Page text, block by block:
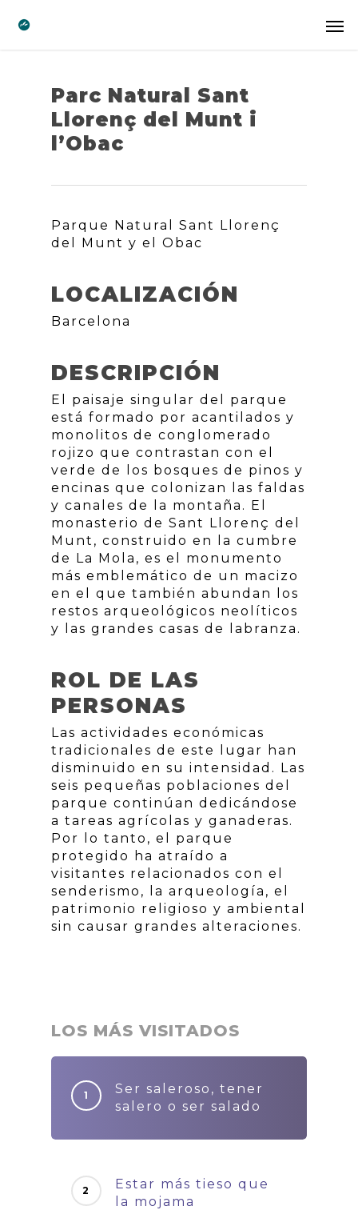
Parc Natural Sant
Llorenç del Munt i
l’Obac
Parque Natural Sant Llorenç
del Munt y el Obac
LOCALIZACIÓN
Barcelona
DESCRIPCIÓN
El paisaje singular del parque
está formado por acantilados y
monolitos de conglomerado
rojizo que contrastan con el
verde de los bosques de pinos y
encinas que colonizan las faldas
y canales de la montaña. El
monasterio de Sant Llorenç del
Munt, construido en la cumbre
de La Mola, es el monumento
más emblemático de un macizo
en el que también abundan los
restos arqueológicos neolíticos
y las grandes casas de labranza.
ROL DE LAS
PERSONAS
Las actividades económicas
tradicionales de este lugar han
disminuido en su intensidad. Las
seis pequeñas poblaciones del
parque continúan dedicándose
a tareas agrícolas y ganaderas.
Por lo tanto, el parque
protegido ha atraído a
visitantes relacionados con el
senderismo, la arqueología, el
patrimonio religioso y ambiental
sin causar grandes alteraciones.
LOS MÁS VISITADOS
Ser saleroso, tener
salero o ser salado
Estar más tieso que
la mojama